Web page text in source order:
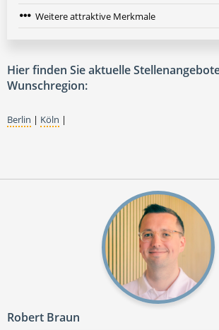
Weitere attraktive Merkmale
Hier finden Sie aktuelle
Wunschregion:
Berlin | Köln |
Robert Braun